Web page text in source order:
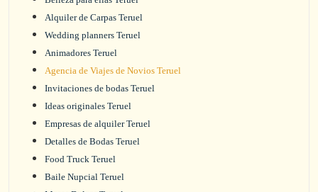
Alquiler de Carpas Teruel
Wedding planners Teruel
Animadores Teruel
Agencia de Viajes de Novios Teruel
Invitaciones de bodas Teruel
Ideas originales Teruel
Empresas de alquiler Teruel
Detalles de Bodas Teruel
Food Truck Teruel
Baile Nupcial Teruel